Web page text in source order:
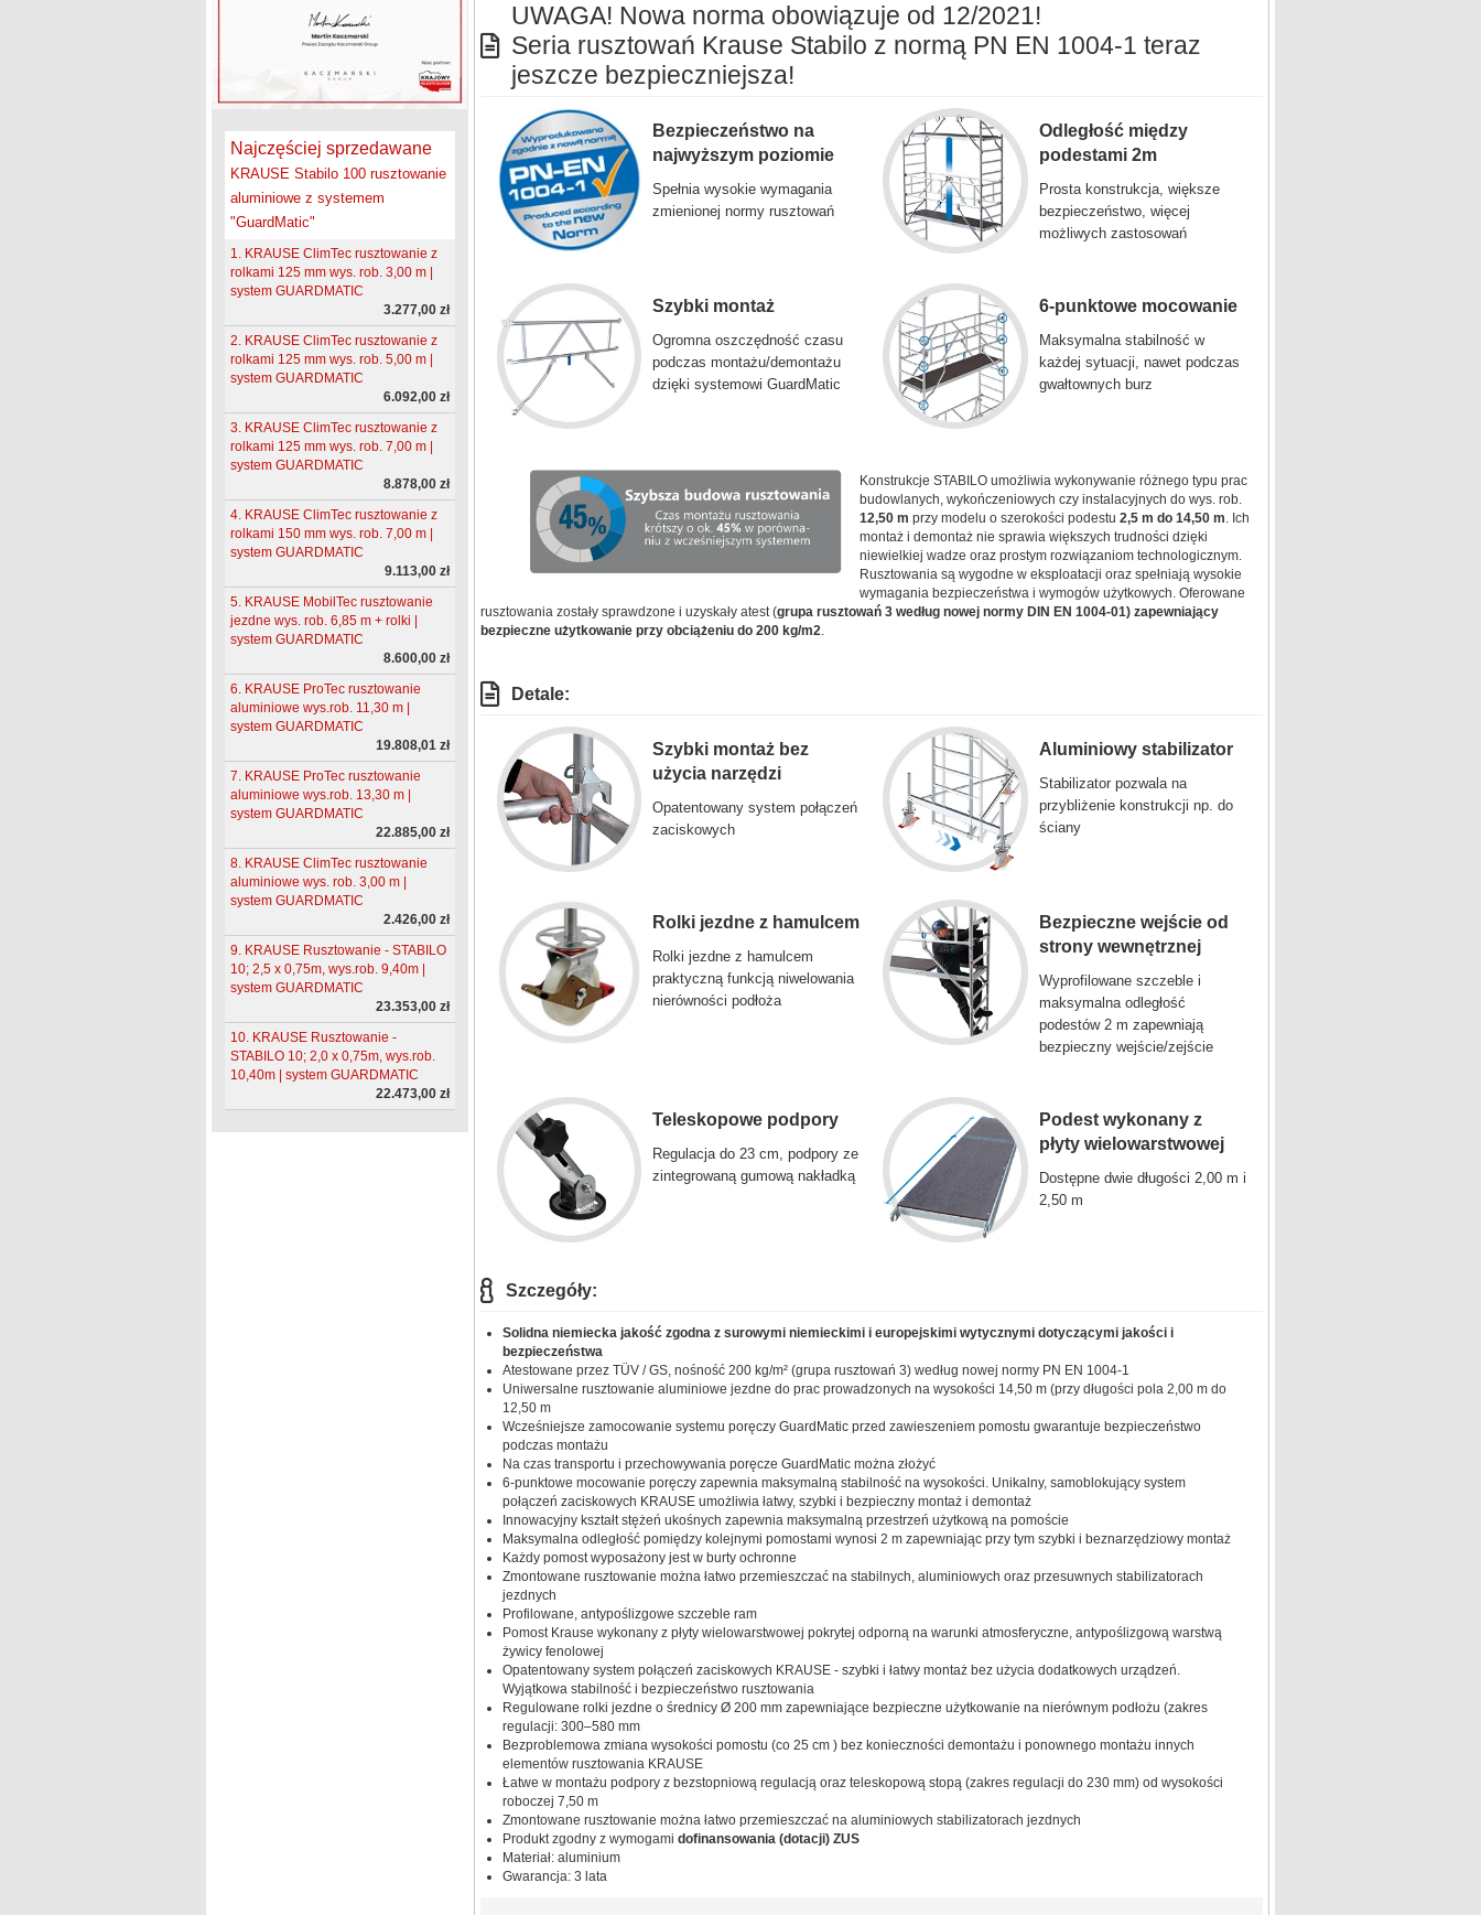
Najczęściej sprzedawane
KRAUSE Stabilo 100 rusztowanie
aluminiowe z systemem
"GuardMatic"
1. KRAUSE ClimTec rusztowanie z
rolkami 125 mm wys. rob. 3,00 m |
system GUARDMATIC
3.277,00 zł
2. KRAUSE ClimTec rusztowanie z
rolkami 125 mm wys. rob. 5,00 m |
system GUARDMATIC
6.092,00 zł
3. KRAUSE ClimTec rusztowanie z
rolkami 125 mm wys. rob. 7,00 m |
system GUARDMATIC
8.878,00 zł
4. KRAUSE ClimTec rusztowanie z
rolkami 150 mm wys. rob. 7,00 m |
system GUARDMATIC
9.113,00 zł
5. KRAUSE MobilTec rusztowanie
jezdne wys. rob. 6,85 m + rolki |
system GUARDMATIC
8.600,00 zł
6. KRAUSE ProTec rusztowanie
aluminiowe wys.rob. 11,30 m |
system GUARDMATIC
19.808,01 zł
7. KRAUSE ProTec rusztowanie
aluminiowe wys.rob. 13,30 m |
system GUARDMATIC
22.885,00 zł
8. KRAUSE ClimTec rusztowanie
aluminiowe wys. rob. 3,00 m |
system GUARDMATIC
2.426,00 zł
9. KRAUSE Rusztowanie - STABILO
10; 2,5 x 0,75m, wys.rob. 9,40m |
system GUARDMATIC
23.353,00 zł
10. KRAUSE Rusztowanie -
STABILO 10; 2,0 x 0,75m, wys.rob.
10,40m | system GUARDMATIC
22.473,00 zł
UWAGA! Nowa norma obowiązuje od 12/2021!
Seria rusztowań Krause Stabilo z normą PN EN 1004-1 teraz
jeszcze bezpieczniejsza!
Bezpieczeństwo na
najwyższym poziomie
Spełnia wysokie wymagania
zmienionej normy rusztowań
Odległość między
podestami 2m
Prosta konstrukcja, większe
bezpieczeństwo, więcej
możliwych zastosowań
Szybki montaż
Ogromna oszczędność czasu
podczas montażu/demontażu
dzięki systemowi GuardMatic
6-punktowe mocowanie
Maksymalna stabilność w
każdej sytuacji, nawet podczas
gwałtownych burz
Konstrukcje STABILO umożliwia wykonywanie różnego typu prac
budowlanych, wykończeniowych czy instalacyjnych do wys. rob.
12,50 m przy modelu o szerokości podestu2,5 m do 14,50 m. Ich
montaż i demontaż nie sprawia większych trudności dzięki
niewielkiej wadze oraz prostym rozwiązaniom technologicznym.
Rusztowania są wygodne w eksploatacji oraz spełniają wysokie
wymagania bezpieczeństwa i wymogów użytkowych. Oferowane
rusztowania zostały sprawdzone i uzyskały atest (grupa rusztowań 3 według nowej normy DIN EN 1004-01) zapewniający
bezpieczne użytkowanie przy obciążeniu do 200 kg/m2.
Detale:
Szybki montaż bez
użycia narzędzi
Opatentowany system połączeń
zaciskowych
Aluminiowy stabilizator
Stabilizator pozwala na
przybliżenie konstrukcji np. do
ściany
Rolki jezdne z hamulcem
Rolki jezdne z hamulcem
praktyczną funkcją niwelowania
nierówności podłoża
Bezpieczne wejście od
strony wewnętrznej
Wyprofilowane szczeble i
maksymalna odległość
podestów 2 m zapewniają
bezpieczny wejście/zejście
Teleskopowe podpory
Regulacja do 23 cm, podpory ze
zintegrowaną gumową nakładką
Podest wykonany z
płyty wielowarstwowej
Dostępne dwie długości 2,00 m i
2,50 m
Szczegóły:
Solidna niemiecka jakość zgodna z surowymi niemieckimi i europejskimi wytycznymi dotyczącymi jakości i
bezpieczeństwa
Atestowane przez TÜV / GS, nośność 200 kg/m² (grupa rusztowań 3) według nowej normy PN EN 1004-1
Uniwersalne rusztowanie aluminiowe jezdne do prac prowadzonych na wysokości 14,50 m (przy długości pola 2,00 m do
12,50 m
Wcześniejsze zamocowanie systemu poręczy GuardMatic przed zawieszeniem pomostu gwarantuje bezpieczeństwo
podczas montażu
Na czas transportu i przechowywania poręcze GuardMatic można złożyć
6-punktowe mocowanie poręczy zapewnia maksymalną stabilność na wysokości. Unikalny, samoblokujący system
połączeń zaciskowych KRAUSE umożliwia łatwy, szybki i bezpieczny montaż i demontaż
Innowacyjny kształt stężeń ukośnych zapewnia maksymalną przestrzeń użytkową na pomoście
Maksymalna odległość pomiędzy kolejnymi pomostami wynosi 2 m zapewniając przy tym szybki i beznarzędziowy montaż
Każdy pomost wyposażony jest w burty ochronne
Zmontowane rusztowanie można łatwo przemieszczać na stabilnych, aluminiowych oraz przesuwnych stabilizatorach
jezdnych
Profilowane, antypoślizgowe szczeble ram
Pomost Krause wykonany z płyty wielowarstwowej pokrytej odporną na warunki atmosferyczne, antypoślizgową warstwą
żywicy fenolowej
Opatentowany system połączeń zaciskowych KRAUSE - szybki i łatwy montaż bez użycia dodatkowych urządzeń.
Wyjątkowa stabilność i bezpieczeństwo rusztowania
Regulowane rolki jezdne o średnicy Ø 200 mm zapewniające bezpieczne użytkowanie na nierównym podłożu (zakres
regulacji: 300–580 mm
Bezproblemowa zmiana wysokości pomostu (co 25 cm ) bez konieczności demontażu i ponownego montażu innych
elementów rusztowania KRAUSE
Łatwe w montażu podpory z bezstopniową regulacją oraz teleskopową stopą (zakres regulacji do 230 mm) od wysokości
roboczej 7,50 m
Zmontowane rusztowanie można łatwo przemieszczać na aluminiowych stabilizatorach jezdnych
Produkt zgodny z wymogami dofinansowania (dotacji) ZUS
Materiał: aluminium
Gwarancja: 3 lata